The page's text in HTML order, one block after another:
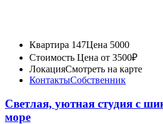
Квартира 147Цена 5000
Стоимость Цена от 3500₽
ЛокацияСмотреть на карте
КонтактыСобственник
Светлая, уютная студия с
море